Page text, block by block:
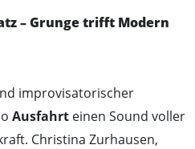
– Grunge trifft Modern
improvisatorischer
Ausfahrt einen Sound voller
Christina Zurhausen,